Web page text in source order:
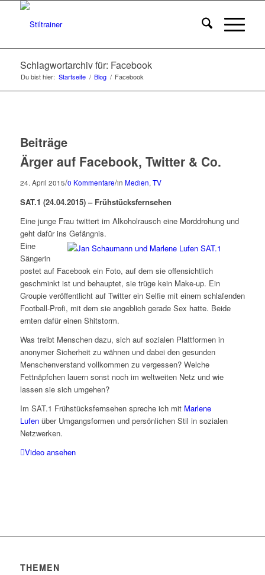
Schlagwortarchiv für: Facebook
Du bist hier: Startseite / Blog / Facebook
Beiträge
Ärger auf Facebook, Twitter & Co.
24. April 2015/0 Kommentare/in Medien, TV
SAT.1 (24.04.2015) – Frühstücksfernsehen
Eine junge Frau twittert im Alkoholrausch eine Morddrohung und
geht dafür ins Gefängnis.
Eine
Sängerin
postet auf Facebook ein Foto, auf dem sie offensichtlich
geschminkt ist und behauptet, sie trüge kein Make-up. Ein
Groupie veröffentlicht auf Twitter ein Selfie mit einem schlafenden
Football-Profi, mit dem sie angeblich gerade Sex hatte. Beide
ernten dafür einen Shitstorm.
Was treibt Menschen dazu, sich auf sozialen Plattformen in
anonymer Sicherheit zu wähnen und dabei den gesunden
Menschenverstand vollkommen zu vergessen? Welche
Fettnäpfchen lauern sonst noch im weltweiten Netz und wie
lassen sie sich umgehen?
Im SAT.1 Frühstücksfernsehen spreche ich mit Marlene
Lufenüber Umgangsformen und persönlichen Stil in sozialen
Netzwerken.
Video ansehen
THEMEN